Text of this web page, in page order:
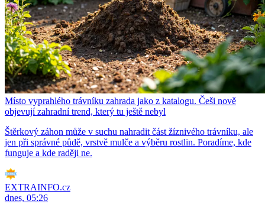
Místo vyprahlého trávníku zahrada jako z katalogu. Češi nově
objevují zahradní trend, který tu ještě nebyl
Štěrkový záhon může v suchu nahradit část žíznivého trávníku, ale
jen při správné půdě, vrstvě mulče a výběru rostlin. Poradíme, kde
funguje a kde raději ne.
EXTRAINFO.cz
dnes, 05:26